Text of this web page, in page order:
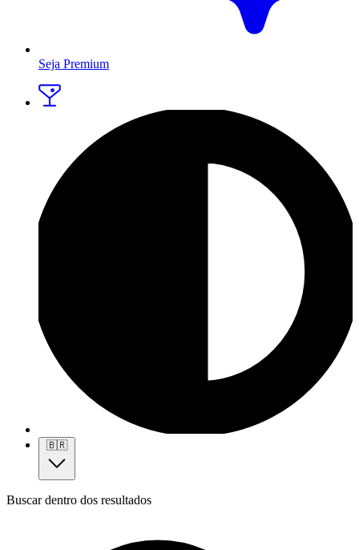
Seja Premium
🇧🇷
Buscar dentro dos resultados